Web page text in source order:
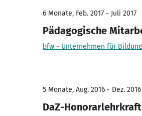
6 Monate, Feb. 2017 - Juli 2017
Pädagogische
bfw - Unternehmen für Bildung
5 Monate, Aug. 2016 - Dez. 2016
DaZ-